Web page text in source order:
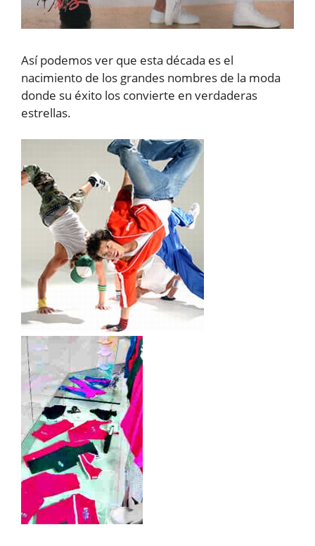
Así podemos ver que esta década es el
nacimiento de los grandes nombres de la moda
donde su éxito los convierte en verdaderas
estrellas.